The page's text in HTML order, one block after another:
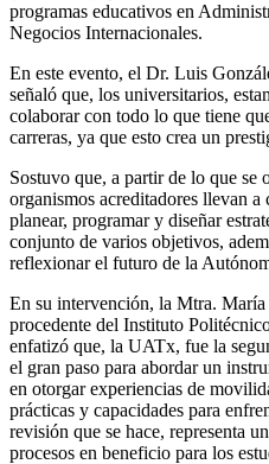
programas educativos en
Negocios Internacionales.
En este evento, el Dr. Luis
señaló que, los universitarios,
colaborar con todo lo que tiene
carreras, ya que esto crea un
Sostuvo que, a partir de lo que se
organismos acreditadores llevan a
planear, programar y diseñar
conjunto de varios objetivos,
reflexionar el futuro de la
En su intervención, la Mtra.
procedente del Instituto
enfatizó que, la UATx, fue la
el gran paso para abordar un
en otorgar experiencias de
prácticas y capacidades para
revisión que se hace, representa
procesos en beneficio para los